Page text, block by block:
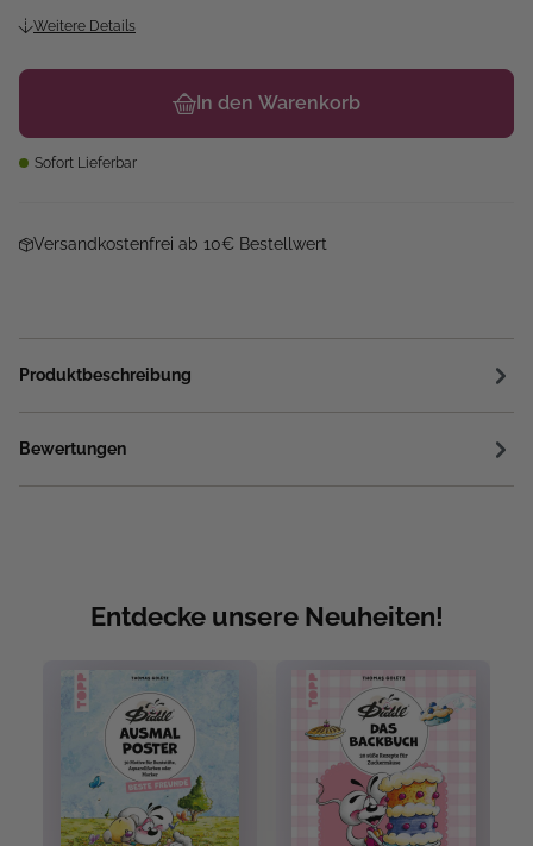
Weitere Details
In den Warenkorb
Sofort Lieferbar
Versandkostenfrei ab 10€ Bestellwert
Produktbeschreibung
Bewertungen
Entdecke unsere Neuheiten!